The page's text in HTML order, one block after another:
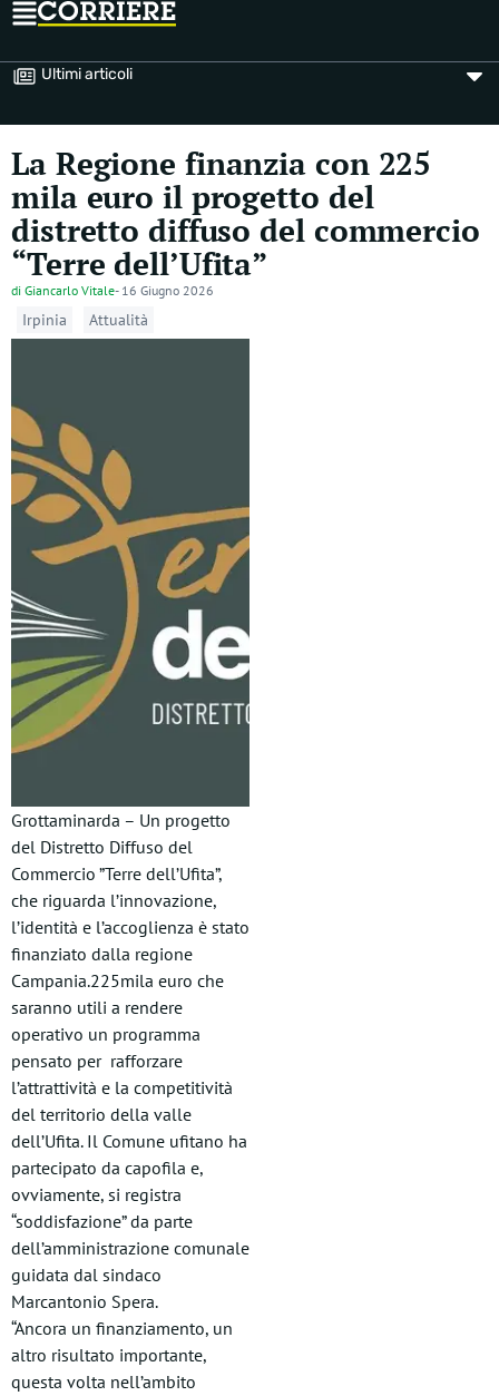
Ultimi articoli
La Regione finanzia con 225
mila euro il progetto del
distretto diffuso del commercio
“Terre dell’Ufita”
di Giancarlo Vitale- 16 Giugno 2026
Irpinia Attualità
Grottaminarda – Un progetto
del Distretto Diffuso del
Commercio ”Terre dell’Ufita”,
che riguarda l’innovazione,
l’identità e l’accoglienza è stato
finanziato dalla regione
Campania.225mila euro che
saranno utili a rendere
operativo un programma
pensato per rafforzare
l’attrattività e la competitività
del territorio della valle
dell’Ufita. Il Comune ufitano ha
partecipato da capofila e,
ovviamente, si registra
“soddisfazione” da parte
dell’amministrazione comunale
guidata dal sindaco
Marcantonio Spera.
“Ancora un finanziamento, un
altro risultato importante,
questa volta nell’ambito